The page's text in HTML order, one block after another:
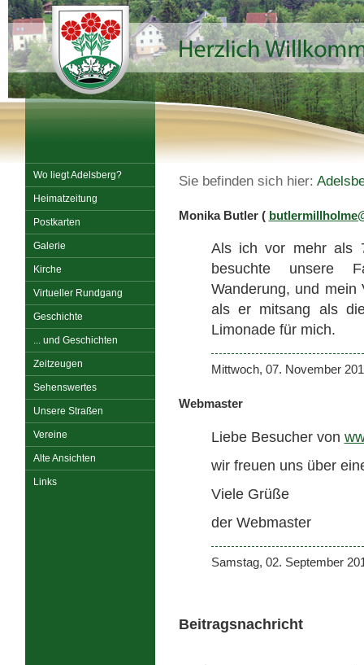
Wo liegt Adelsberg?
Heimatzeitung
Postkarten
Galerie
Kirche
Virtueller Rundgang
Geschichte
... und Geschichten
Zeitzeugen
Sehenswertes
Unsere Straßen
Vereine
Alte Ansichten
Links
Sie befinden sich hier:
Monika Butler (
Als ich vor mehr als
besuchte unsere
Wanderung, und mein
als er mitsang als
Limonade für mich.
Mittwoch, 07. November
Webmaster
Liebe Besucher von
wir freuen uns über
Viele Grüße
der Webmaster
Samstag, 02. September
Beitragsnachricht